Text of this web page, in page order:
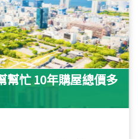
幫忙 10年購屋總價多